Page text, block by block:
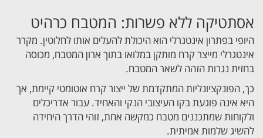
אסתטיקה ללא פשרות: המטבח כרהיט
היופי בפתרון אינטגרלי הוא היכולת להעלים אותו לחלוטין. מקרר
אינטגרלי מייצר קרח מותקן במלואו בתוך ארון המטבח, מכוסה
בחזית נגרות הזהה לשאר המטבח.
כך, הפונקציונליות המתקדמת של ייצור קרח אוטומטי קיימת, אך
היא אינה פוגעת בקו העיצובי הנקי והאחיד. עבור אדריכלים
ולקוחות שמתכננים מטבח כמקשה אחת, זוהי הדרך היחידה
להשיג שלמות אמיתית.